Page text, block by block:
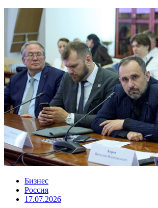
Бизнес
Россия
17.07.2026